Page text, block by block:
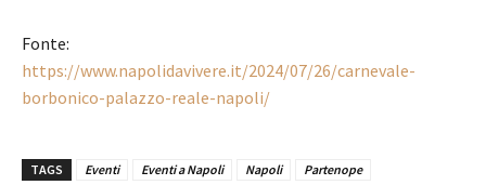
Fonte:
https://www.napolidavivere.it/2024/07/26/carnevale-
borbonico-palazzo-reale-napoli/
TAGS Eventi Eventi a Napoli Napoli Partenope